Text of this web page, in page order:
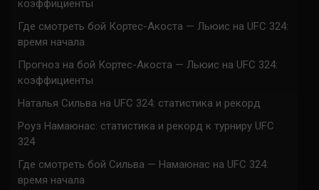
коэффициенты
Где смотреть бой Кортес-Акоста — Льюис на UFC 324:
время начала
Прогноз на бой Кортес-Акоста — Льюис на UFC 324:
коэффициенты
Наталья Сильва на UFC 324: статистика и рекорд
Роуз Намаюнас: статистика и рекорд к турниру UFC
324
Где смотреть бой Сильва — Намаюнас на UFC 324:
время начала